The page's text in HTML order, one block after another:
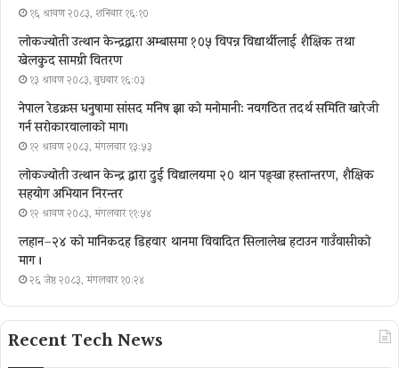
१६ श्रावण २०८३, शनिबार १६:१०
लोकज्योती उत्थान केन्द्रद्वारा अम्बासमा १०५ विपन्न विद्यार्थीलाई शैक्षिक तथा
खेलकुद सामग्री वितरण
१३ श्रावण २०८३, बुधबार १६:०३
नेपाल रेडक्रस धनुषामा सांसद मनिष झा को मनोमानी: नवगठित तदर्थ समिति खारेजी
गर्न सरोकारवालाको माग।
१२ श्रावण २०८३, मंगलवार १३:५३
लोकज्योती उत्थान केन्द्र द्वारा दुई विद्यालयमा २० थान पङ्खा हस्तान्तरण, शैक्षिक
सहयोग अभियान निरन्तर
१२ श्रावण २०८३, मंगलवार ११:५४
लहान–२४ को मानिकदह डिहवार थानमा विवादित सिलालेख हटाउन गाउँवासीको
माग ।
२६ जेष्ठ २०८३, मंगलवार १०:२४
Recent Tech News